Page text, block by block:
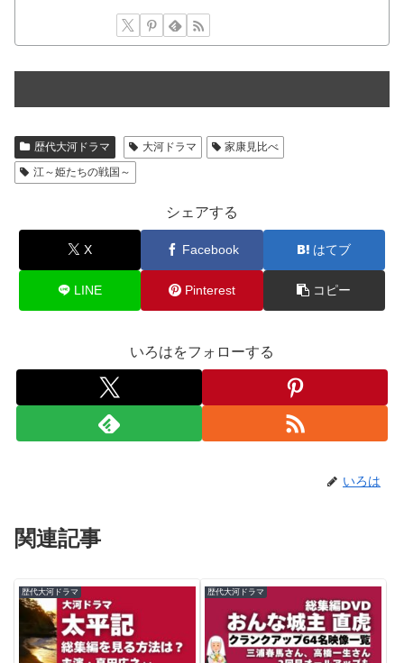
歴代大河ドラマ 大河ドラマ
家康見比べ
江～姫たちの戦国～
シェアする
X Facebook はてブ
LINE Pinterest コピー
いろはをフォローする
いろは
関連記事
歴代大河ドラマ 歴代大河ドラマ